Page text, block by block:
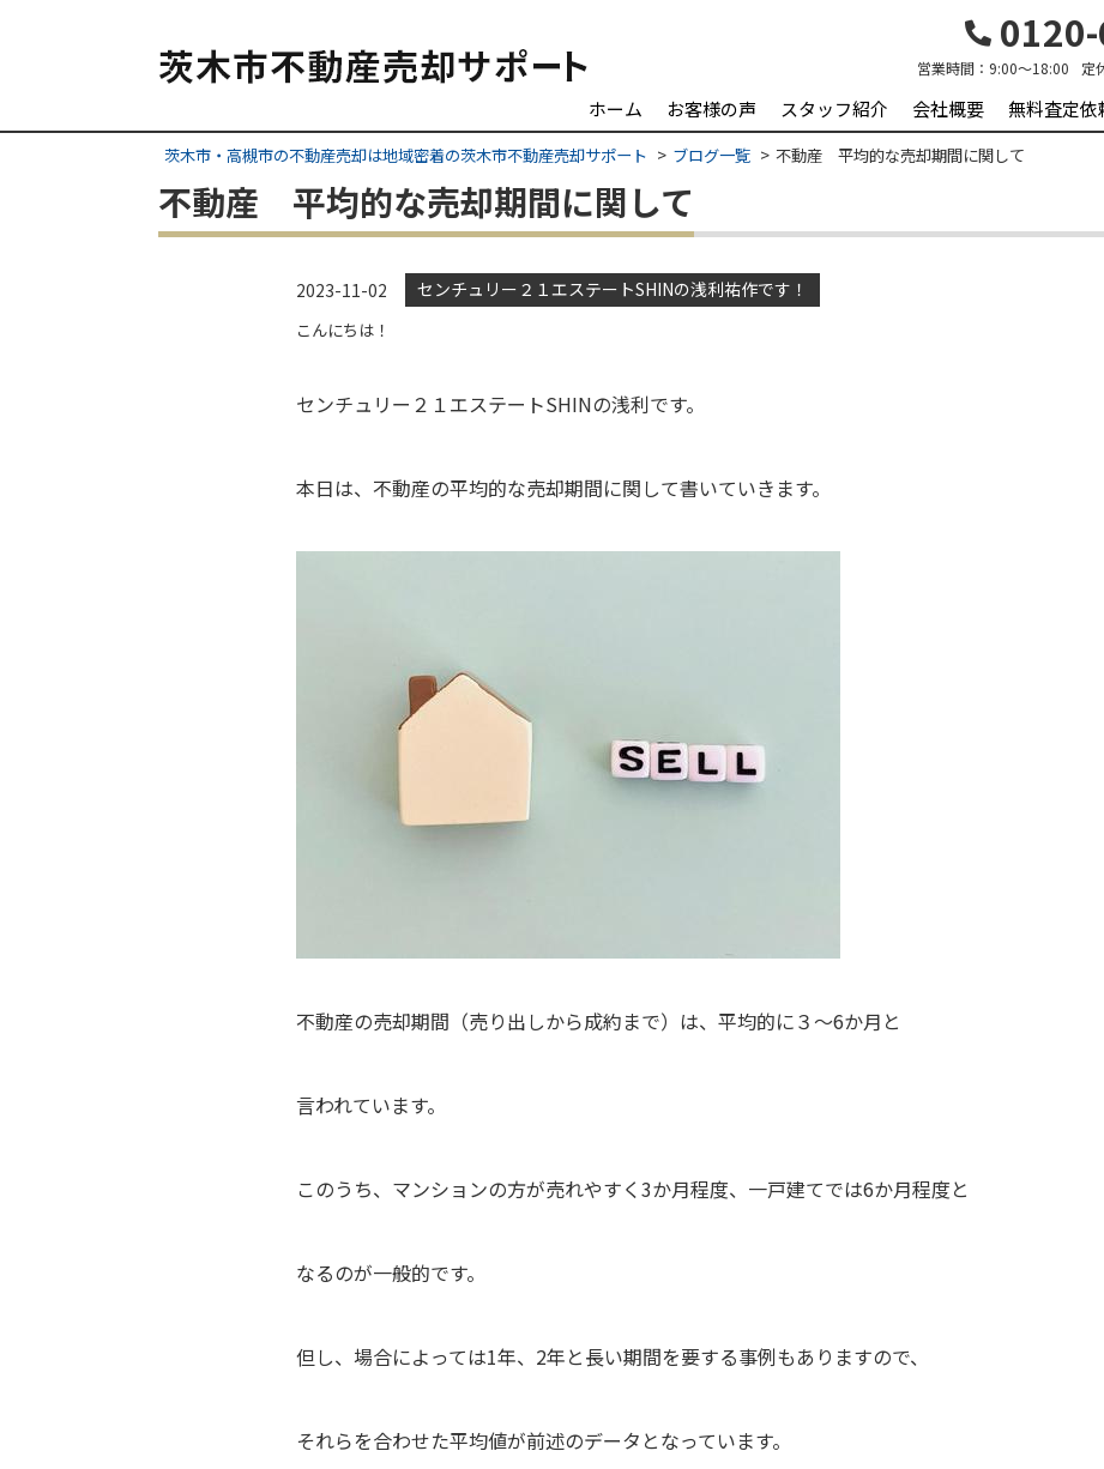
営業時間： 9:00～18:00 定
ホーム お客様の声 スタッフ紹介 会社概要 無料査定依
茨木市・高槻市の不動産売却は地域密着の茨木市不動産売却サポート ブログ一覧 不動産 平均的な売却期間に関して
不動産 平均的な売却期間に関して
2023-11-02 センチュリー２１エステートSHINの浅利祐作です！
こんにちは！
センチュリー２１エステートSHINの浅利です。
本日は、不動産の平均的な売却期間に関して書いていきます。
不動産の売却期間（売り出しから成約まで）は、平均的に３～6か月と
言われています。
このうち、マンションの方が売れやすく3か月程度、一戸建てでは6か月程度と
なるのが一般的です。
但し、場合によっては1年、2年と長い期間を要する事例もありますので、
それらを合わせた平均値が前述のデータとなっています。